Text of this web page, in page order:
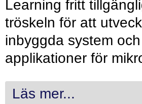
Learning fritt
tröskeln för att
inbyggda system
applikationer för
Läs mer...